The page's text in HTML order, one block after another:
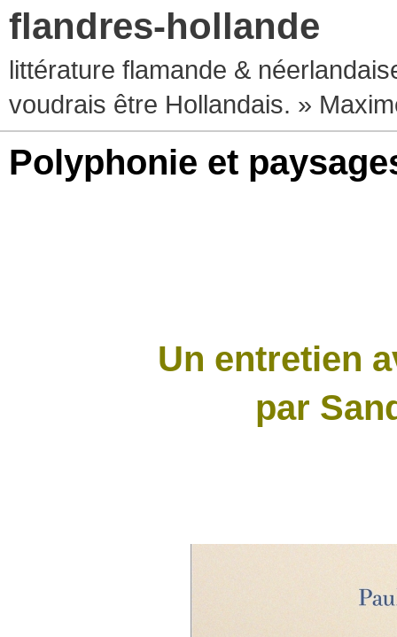
flandres-hollande
littérature flamande &
voudrais être Hollandais. »
Polyphonie et
Un entretien
par